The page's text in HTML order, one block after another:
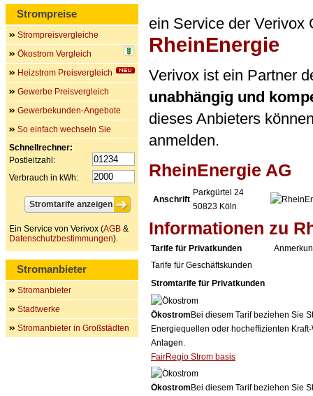
ein Service der Verivox
RheinEnergie
Verivox ist ein Partner
unabhängig und
dieses Anbieters
anmelden.
RheinEnergie AG
Anschrift
Parkgürtel 24
50823 Köln
Informationen zu
Tarife für Privatkunden
Tarife für Geschäftskunden
Stromtarife für Privatkunden
Ökostrom Bei diesem Tarif beziehen Sie
Energiequellen oder hocheffizienten
Anlagen.
FairRegio Strom basis
Ökostrom Bei diesem Tarif beziehen Sie
Strompreise
Strompreisvergleiche
Ökostrom Vergleich
Heizstrom Preisvergleich
Gewerbe Preisvergleich
Gewerbekunden-Angebote
So einfach wechseln Sie
Schnellrechner:
Postleitzahl:
Verbrauch in kWh:
Ein Service von Verivox (AGB &
Datenschutzbestimmungen).
Stromanbieter
Stromanbieter
Stadtwerke
Stromanbieter in Großstädten